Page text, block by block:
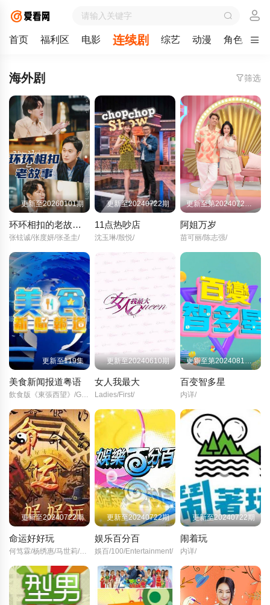
首页 福利区 电影 连续剧 综艺 动漫 角色 剧
海外剧 筛选
更新至20260101期
环环相扣的老故事2026
张铉诚/张度妍/张圣圭/
更新至20240722期
11点热吵店
沈玉琳/殷悦/
更新至第20240722期
阿姐万岁
苗可丽/陈志强/
更新至119集
美食新闻报道粤语
更新至20240610期
女人我最大
Ladies/First/
更新至第20240813期
百变智多星
内详/
更新至20240722期
命运好好玩
更新至20240722期
娱乐百分百
娛百/100/Entertainment/
更新至20240722期
闹着玩
内详/